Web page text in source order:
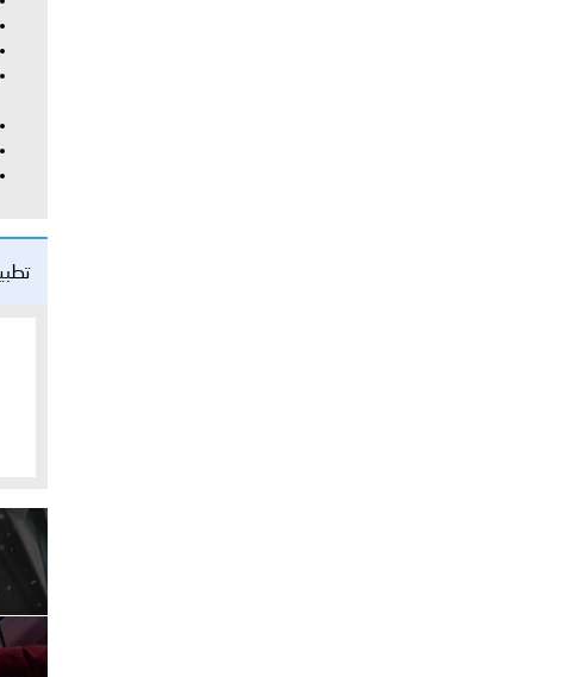
الداخلية العرب بمناسبة اختتام المؤتمر العربي الثاني عشر